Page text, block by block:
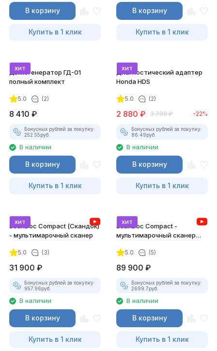
В корзину
Купить в 1 клик
В корзину
Купить в 1 клик
хит
Дымогенератор ГД-01
полный комплект
5.0 (2)
8 410 ₽
Бонусных рублей за покупку:
252.55руб.
В наличии
В корзину
Купить в 1 клик
хит
Диагностический адаптер
Honda HDS
5.0 (2)
2 880 ₽ 3 700 ₽ -22%
Бонусных рублей за покупку:
86.49руб.
В наличии
В корзину
Купить в 1 клик
хит
ScanDoc Compact (Скандок)
- мультимарочный сканер
5.0 (3)
31 900 ₽
Бонусных рублей за покупку:
957.96руб.
В наличии
В корзину
Купить в 1 клик
хит
ScanDoc Compact -
мультимарочный сканер
5.0 (5)
89 900 ₽
Бонусных рублей за покупку:
2699.7руб.
В наличии
В корзину
Купить в 1 клик